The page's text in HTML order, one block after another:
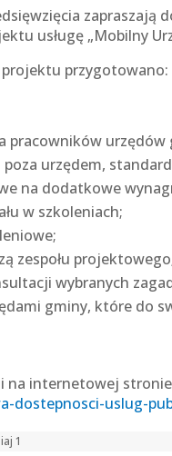
zapraszają
usługę „Mobilny
przygotowano:
pracowników
poza urzędem,
na dodatkowe
w szkoleniach;
zespołu
wybranych
gminy, które do
na internetowej
dostepnosci-uslug-
1